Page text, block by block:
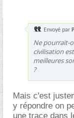
Envoyé par
Ne pourrait-
civilisation
meilleures
?
Mais c'est
y répondre on
une trace dans